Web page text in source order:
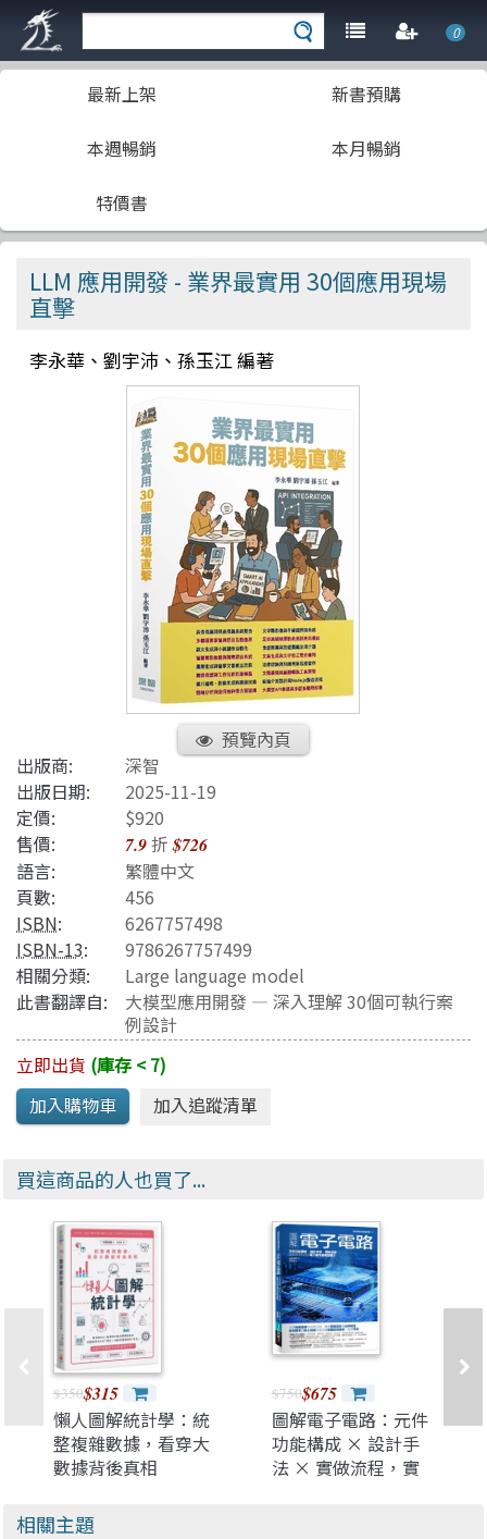
0
最新上架 新書預購
本週暢銷 本月暢銷
特價書
LLM 應用開發 - 業界最實用 30個應用現場
直擊
李永華、劉宇沛、孫玉江 編著
預覽內頁
出版商:
深智
出版日期:
2025-11-19
定價:
$920
售價:
7.9折$726
語言:
繁體中文
頁數:
456
ISBN:
6267757498
ISBN-13:
9786267757499
相關分類:
Large language model
此書翻譯自:
大模型應用開發 — 深入理解 30個可執行案
例設計
立即出貨 (庫存 < 7)
買這商品的人也買了...
$350$315
懶人圖解統計學：統
整複雜數據，看穿大
數據背後真相
$750$675
圖解電子電路：元件
功能構成 × 設計手
法 × 實做流程，實
相關主題